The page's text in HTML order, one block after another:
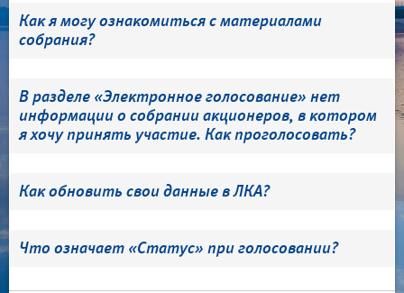
Как я могу ознакомиться с материалами
собрания?
В разделе «Электронное голосование» нет
информации о собрании акционеров, в котором
я хочу принять участие. Как проголосовать?
Как обновить свои данные в ЛКА?
Что означает «Статус» при голосовании?